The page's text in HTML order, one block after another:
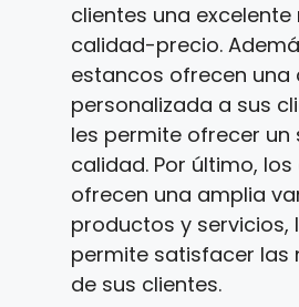
clientes una excelente
calidad-precio.
estancos ofrecen una
personalizada a sus
les permite ofrecer un
calidad. Por último,
ofrecen una amplia
productos y servicios,
permite satisfacer las
de sus clientes.